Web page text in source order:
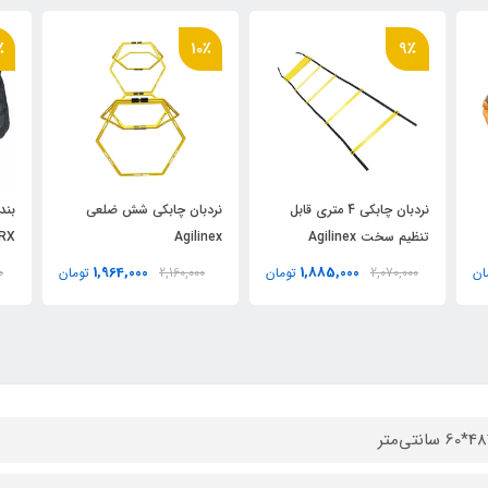
نردبان چابکی 4 متری قابل
تنظیم سخت Agilinex
2,070,000
9٪
1,885,000 تومان
نردبان چابکی شش ضلعی
Agilinex
2,160,000
10٪
1,964,000 تومان